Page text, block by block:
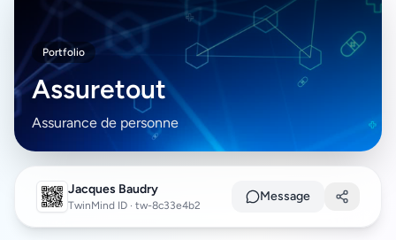
Portfolio
Assuretout
Assurance de personne
Jacques Baudry
TwinMind ID · tw-8c33e4b2
Message